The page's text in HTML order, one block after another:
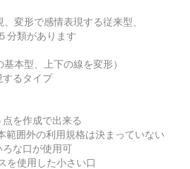
変形で感情表現する従来型、
分類があります
本型、上下の線を変形）
するタイプ
を作成で出来る
囲外の利用規格は決まっていない
な口が使用可
を使用した小さい口